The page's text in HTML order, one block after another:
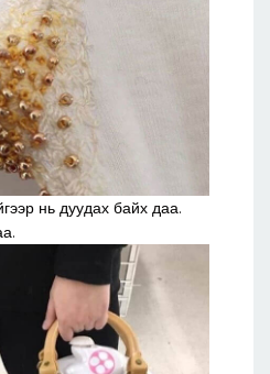
нь дуудах байх даа.